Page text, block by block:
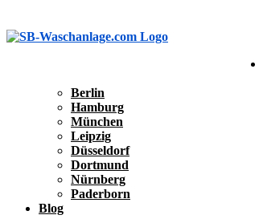
Berlin
Hamburg
München
Leipzig
Düsseldorf
Dortmund
Nürnberg
Paderborn
Blog